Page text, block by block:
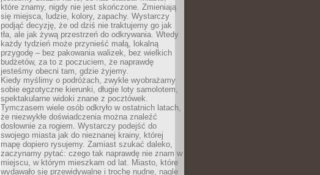
które znamy, nigdy nie jest skończone. Zmieniają
się miejsca, ludzie, kolory, zapachy. Wystarczy
podjąć decyzję, że od dziś nie traktujemy go jak
tła, ale jak żywą przestrzeń do odkrywania. Wtedy
każdy tydzień może przynieść małą, lokalną
przygodę – bez pakowania walizek, bez wielkich
budżetów, za to z poczuciem, że naprawdę
jesteśmy obecni tam, gdzie żyjemy.
Kiedy myślimy o podróżach, zwykle wyobrażamy
sobie egzotyczne kierunki, długie loty samolotem,
spektakularne widoki znane z pocztówek.
Tymczasem wiele osób odkryło w ostatnich latach,
że niezwykłe doświadczenia można znaleźć
dosłownie za rogiem. Wystarczy podejść do
swojego miasta jak do nieznanej krainy, której
mapę dopiero rysujemy. Zamiast szukać daleko,
zaczynamy pytać: czego tak naprawdę nie znam w
miejscu, w którym mieszkam od lat. Miasto, które
wydawało się przewidywalne i trochę nudne, nagle